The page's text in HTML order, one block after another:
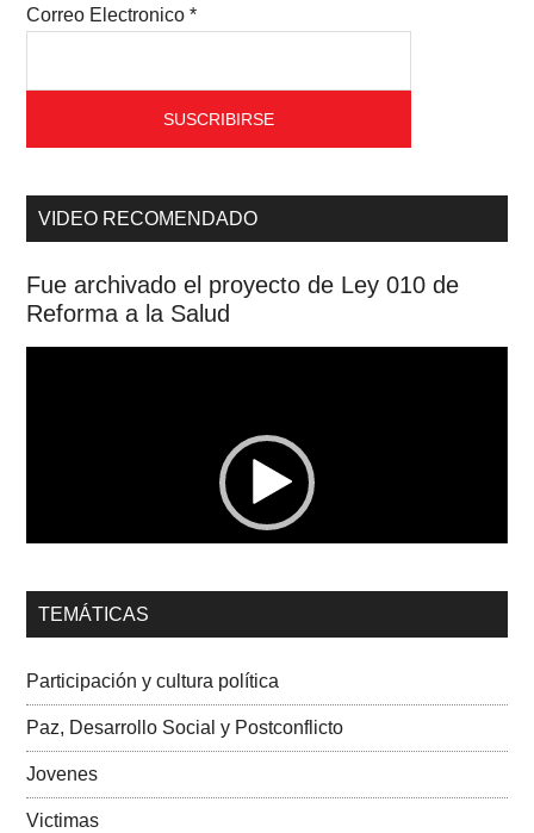
Correo Electronico*
VIDEO RECOMENDADO
Fue archivado el proyecto de Ley 010 de
Reforma a la Salud
00:00 01:04
Colombiana
TEMÁTICAS
Participación y cultura política
Paz, Desarrollo Social y Postconflicto
Jovenes
Victimas